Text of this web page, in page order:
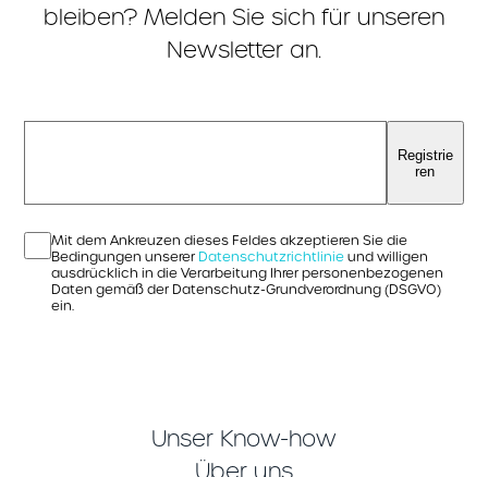
bleiben? Melden Sie sich für unseren
Newsletter an.
Mit dem Ankreuzen dieses Feldes akzeptieren Sie die
Bedingungen unserer Datenschutzrichtlinie und willigen
ausdrücklich in die Verarbeitung Ihrer personenbezogenen
Daten gemäß der Datenschutz-Grundverordnung (DSGVO)
ein.
Registrie
ren
Unser Know-how